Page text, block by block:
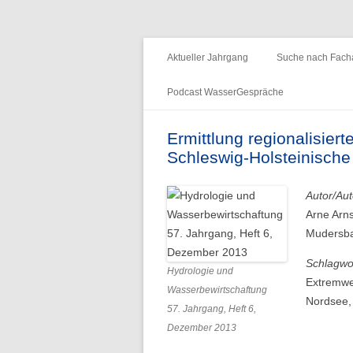
HyWa
Aktueller Jahrgang Suche nach
Podcast WasserGespräche
Folge 14 – Aueninstitut
Folge 13 – Niedrigwasser & die
Informationsplattform UNDINE
Folge 12 – International Centre for
Water Resources and Global
Change
Folge 11 – Institut für
Seenforschung, ISF
Ermittlung
Schleswig-
Hydrologie und
Wasserbewirtschaftung
57. Jahrgang, Heft 6,
Dezember 2013
Autor/
Arne